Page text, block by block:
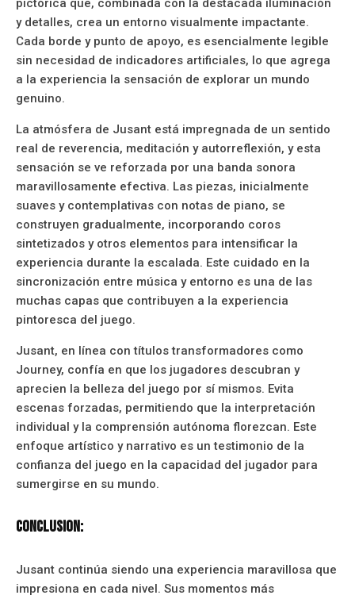
y detalles, crea un entorno visualmente impactante.
Cada borde y punto de apoyo, es esencialmente legible
sin necesidad de indicadores artificiales, lo que agrega
a la experiencia la sensación de explorar un mundo
genuino.
La atmósfera de Jusant está impregnada de un sentido
real de reverencia, meditación y autorreflexión, y esta
sensación se ve reforzada por una banda sonora
maravillosamente efectiva. Las piezas, inicialmente
suaves y contemplativas con notas de piano, se
construyen gradualmente, incorporando coros
sintetizados y otros elementos para intensificar la
experiencia durante la escalada. Este cuidado en la
sincronización entre música y entorno es una de las
muchas capas que contribuyen a la experiencia
pintoresca del juego.
Jusant, en línea con títulos transformadores como
Journey, confía en que los jugadores descubran y
aprecien la belleza del juego por sí mismos. Evita
escenas forzadas, permitiendo que la interpretación
individual y la comprensión autónoma florezcan. Este
enfoque artístico y narrativo es un testimonio de la
confianza del juego en la capacidad del jugador para
sumergirse en su mundo.
Conclusion:
Jusant continúa siendo una experiencia maravillosa que
impresiona en cada nivel. Sus momentos más